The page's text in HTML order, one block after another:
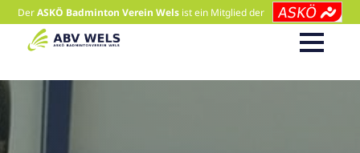
DerASKÖ Badminton Verein Wels ist ein Mitglied der